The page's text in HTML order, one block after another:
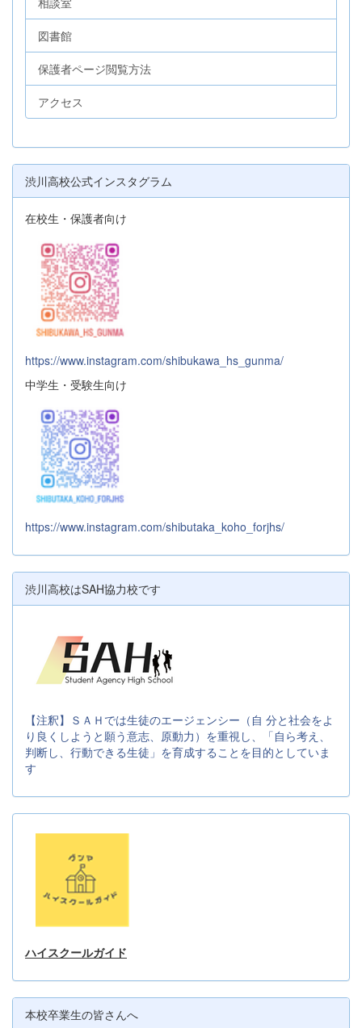
図書館
保護者ページ閲覧方法
アクセス
渋川高校公式インスタグラム
在校生・保護者向け
https://www.instagram.com/shibukawa_hs_gunma/
中学生・受験生向け
https://www.instagram.com/shibutaka_koho_forjhs/
渋川高校はSAH協力校です
【注釈】ＳＡＨでは生徒のエージェンシー（自 分と社会をよ
り良くしようと願う意志、原動力）を重視し、「自ら考え、
判断し、行動できる生徒」を育成することを目的としていま
す
ハイスクールガイド
本校卒業生の皆さんへ